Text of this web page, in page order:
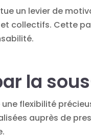
un levier de
collectifs. Cette
la
flexibilité
auprès de